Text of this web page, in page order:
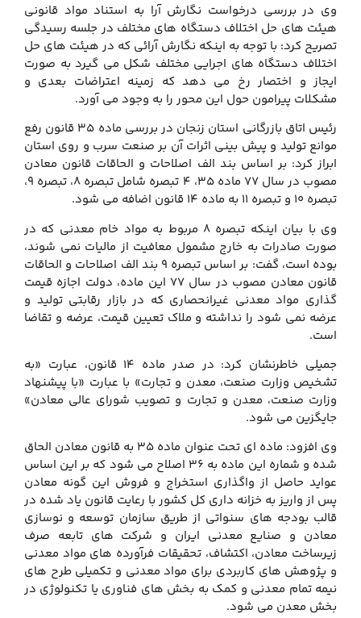
وی در بررسی درخواست نگارش آرا به استناد مواد قانونی
هیئت های حل اختلاف دستگاه های مختلف در جلسه رسیدگی
تصریح کرد: با توجه به اینکه نگارش آرائی که در هیئت های حل
اختلاف دستگاه های اجرایی مختلف شکل می گیرد به صورت
ایجاز و اختصار رخ می دهد که زمینه اعتراضات بعدی و
مشکلات پیرامون حول این محور را به وجود می آورد.
رئیس اتاق بازرگانی استان زنجان در بررسی ماده 35 قانون رفع
موانع تولید و پیش بینی اثرات آن بر صنعت سرب و روی استان
ابراز کرد: بر اساس بند الف اصلاحات و الحاقات قانون معادن
مصوب در سال 77 ماده 35، 4 تبصره شامل تبصره 8، تبصره 9،
تبصره 10 و تبصره 11 به ماده 14 قانون اضافه می شود.
وی با بیان اینکه تبصره 8 مربوط به مواد خام معدنی که در
صورت صادرات به خارج مشمول معافیت از مالیات نمی شوند،
بوده است، گفت: بر اساس تبصره 9 بند الف اصلاحات و الحاقات
قانون معادن مصوب در سال 77 این ماده، دولت اجازه قیمت
گذاری مواد معدنی غیرانحصاری که در بازار رقابتی تولید و
عرضه نمی شود را نداشته و ملاک تعیین قیمت، عرضه و تقاضا
است.
جمیلی خاطرنشان کرد: در صدر ماده 14 قانون، عبارت «به
تشخیص وزارت صنعت، معدن و تجارت» با عبارت «با پیشنهاد
وزارت صنعت، معدن و تجارت و تصویب شورای عالی معادن»
جایگزین می شود.
وی افزود: ماده ای تحت عنوان ماده 35 به قانون معادن الحاق
شده و شماره این ماده به 36 اصلاح می شود که بر این اساس
عواید حاصل از واگذاری استخراج و فروش این گونه معادن
پس از واریز به خزانه داری کل کشور با رعایت قانون یاد شده در
قالب بودجه های سنواتی از طریق سازمان توسعه و نوسازی
معادن و صنایع معدنی ایران و شرکت های تابعه صرف
زیرساخت معادن، اکتشاف، تحقیقات فرآورده های مواد معدنی
و پژوهش های کاربردی برای مواد معدنی و تکمیلی طرح های
نیمه تمام معدنی و کمک به بخش های فناوری یا تکنولوژی در
بخش معدن می شود.